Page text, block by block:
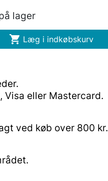
lager
 Læg i indkøbskurv
Visa eller Mastercard.
ved køb over 800 kr.